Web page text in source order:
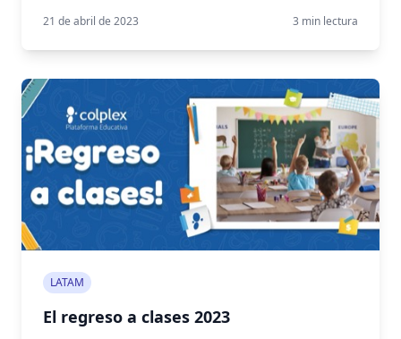
21 de abril de 2023 3 min lectura
LATAM
El regreso a clases 2023